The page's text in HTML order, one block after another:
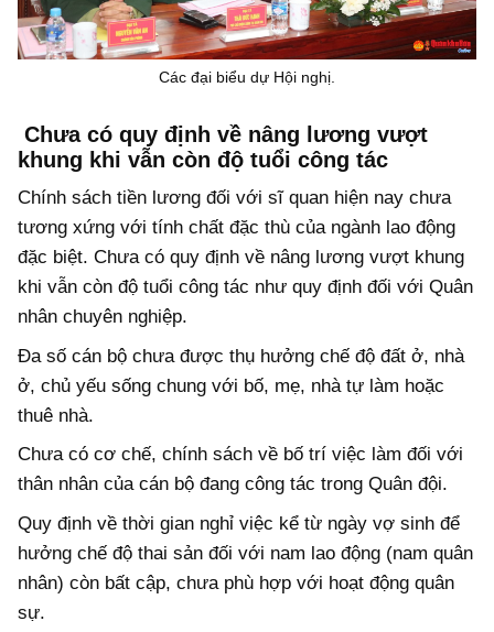
Các đại biểu dự Hội nghị.
Chưa có quy định về nâng lương vượt
khung khi vẫn còn độ tuổi công tác
Chính sách tiền lương đối với sĩ quan hiện nay chưa
tương xứng với tính chất đặc thù của ngành lao động
đặc biệt. Chưa có quy định về nâng lương vượt khung
khi vẫn còn độ tuổi công tác như quy định đối với Quân
nhân chuyên nghiệp.
Đa số cán bộ chưa được thụ hưởng chế độ đất ở, nhà
ở, chủ yếu sống chung với bố, mẹ, nhà tự làm hoặc
thuê nhà.
Chưa có cơ chế, chính sách về bố trí việc làm đối với
thân nhân của cán bộ đang công tác trong Quân đội.
Quy định về thời gian nghỉ việc kể từ ngày vợ sinh để
hưởng chế độ thai sản đối với nam lao động (nam quân
nhân) còn bất cập, chưa phù hợp với hoạt động quân
sự.